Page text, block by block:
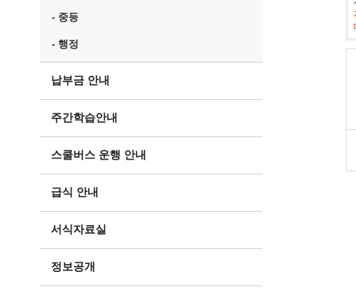
- 중등
- 행정
납부금 안내
주간학습안내
스쿨버스 운행 안내
급식 안내
서식자료실
정보공개